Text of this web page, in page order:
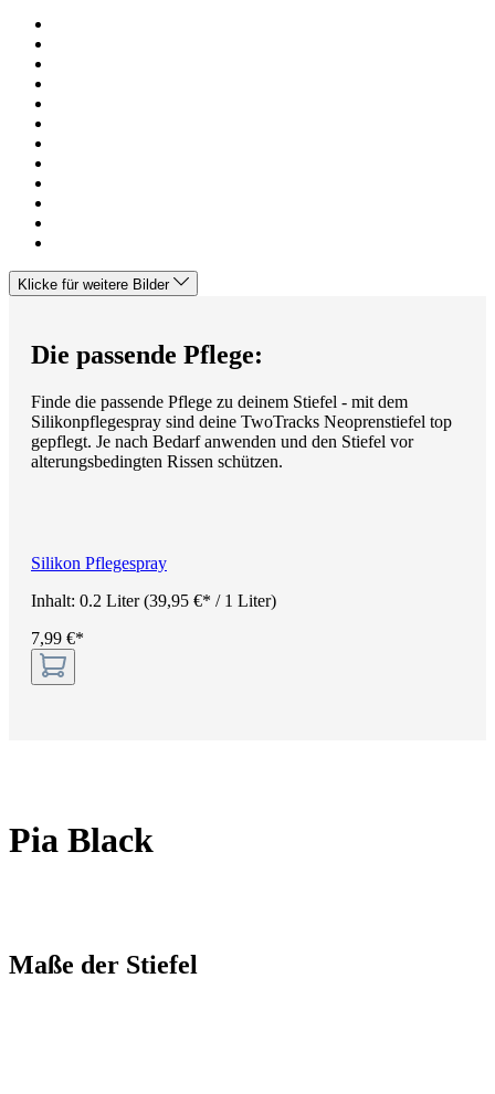
Klicke für weitere Bilder
Die passende Pflege:
Finde die passende Pflege zu deinem Stiefel - mit dem
Silikonpflegespray sind deine TwoTracks Neoprenstiefel top
gepflegt. Je nach Bedarf anwenden und den Stiefel vor
alterungsbedingten Rissen schützen.
Silikon Pflegespray
Inhalt: 0.2 Liter(39,95 €* / 1 Liter)
7,99 €*
Pia Black
Maße der Stiefel